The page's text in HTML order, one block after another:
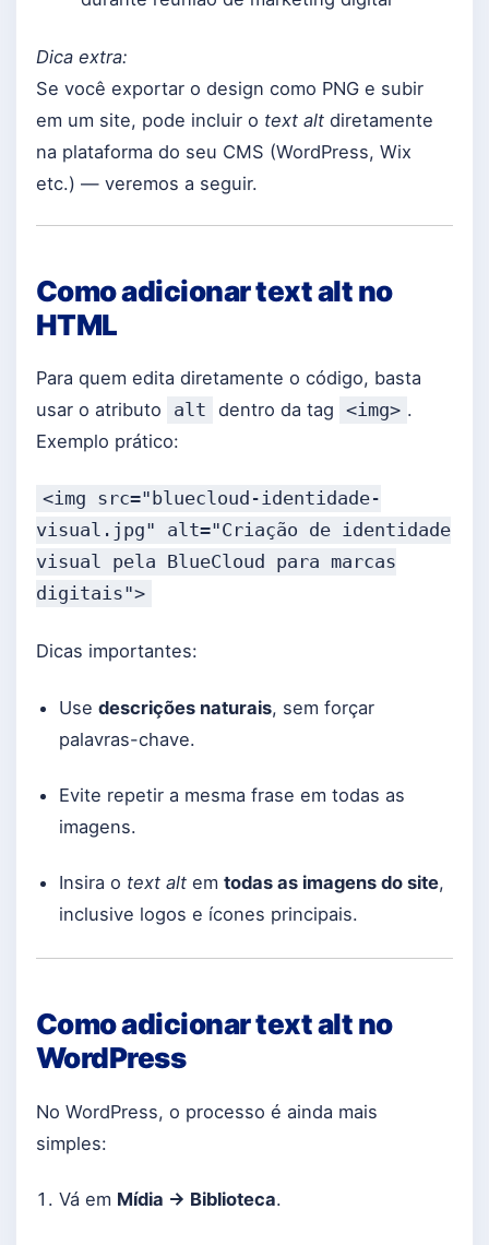
Dica extra:
Se você exportar o design como PNG e subir
em um site, pode incluir o text alt diretamente
na plataforma do seu CMS (WordPress, Wix
etc.) — veremos a seguir.
Como adicionar text alt no
HTML
Para quem edita diretamente o código, basta
usar o atributo
alt dentro da tag <img> .
Exemplo prático:
<img src="bluecloud-identidade-
visual.jpg"
alt="Criação de identidade
visual pela BlueCloud para marcas
digitais">
Dicas importantes:
Use descrições naturais, sem forçar
palavras-chave.
Evite repetir a mesma frase em todas as
imagens.
Insira o text altem todas as imagens do site,
inclusive logos e ícones principais.
Como adicionar text alt no
WordPress
No WordPress, o processo é ainda mais
simples:
Vá em Mídia → Biblioteca.